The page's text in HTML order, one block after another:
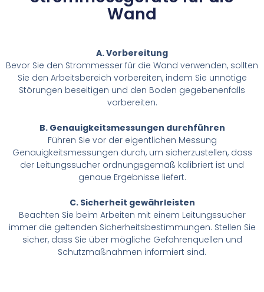
Wand
A. Vorbereitung
Bevor Sie den Strommesser für die Wand verwenden, sollten
Sie den Arbeitsbereich vorbereiten, indem Sie unnötige
Störungen beseitigen und den Boden gegebenenfalls
vorbereiten.
B. Genauigkeitsmessungen durchführen
Führen Sie vor der eigentlichen Messung
Genauigkeitsmessungen durch, um sicherzustellen, dass
der Leitungssucher ordnungsgemäß kalibriert ist und
genaue Ergebnisse liefert.
C. Sicherheit gewährleisten
Beachten Sie beim Arbeiten mit einem Leitungssucher
immer die geltenden Sicherheitsbestimmungen. Stellen Sie
sicher, dass Sie über mögliche Gefahrenquellen und
Schutzmaßnahmen informiert sind.